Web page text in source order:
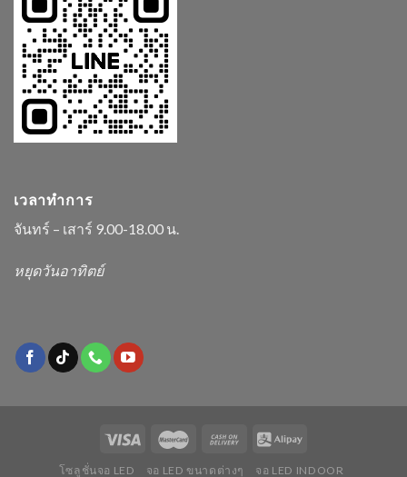
เวลาทำการ
จันทร์ – เสาร์ 9.00-18.00 น.
หยุดวันอาทิตย์
โซลูชั่นจอ LED จอ LED ขนาดต่างๆ
จอ LED INDOOR